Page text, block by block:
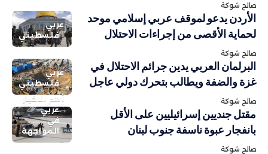
صالح شوكة
عربي
فلسطيني
الأردن يدعو لموقف عربي إسلامي موحد
لحماية الأقصى من إجراءات الاحتلال
صالح شوكة
عربي
فلسطيني
البرلمان العربي يدين جرائم الاحتلال في
غزة والضفة ويطالب بتحرك دولي عاجل
صالح شوكة
أهم الاخبار
عربي
في
المواجهة
مقتل جنديين إسرائيليين على الأقل
بانفجار عبوة ناسفة جنوب لبنان
صالح شوكة